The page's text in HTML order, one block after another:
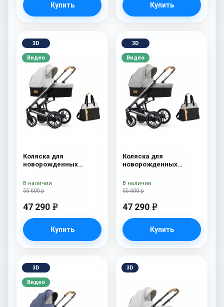
Купить Купить
3D
Видео
Коляска для
новорожденных
Sahara
55 600 р
47 290 e
Купить
В наличии
3D
Видео
Коляска для
новорожденных
Grey
55 600 р
47 290 e
Купить
В наличии
3D
Видео
3D